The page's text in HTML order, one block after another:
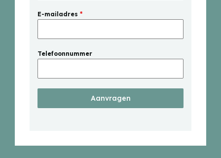
E-mailadres *
Telefoonnummer
Aanvragen